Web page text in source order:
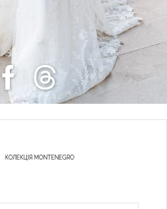
КОЛЕКЦІЯ MONTENEGRO